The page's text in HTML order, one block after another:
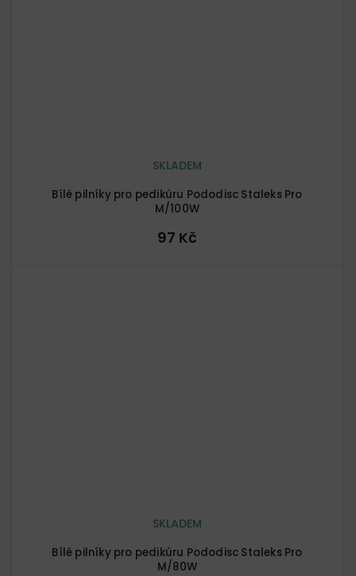
Bílé pilníky pro pedikúru Pododisc Staleks Pro
M/100W
SKLADEM
97 Kč
Bílé pilníky pro pedikúru Pododisc Staleks Pro
M/80W
SKLADEM